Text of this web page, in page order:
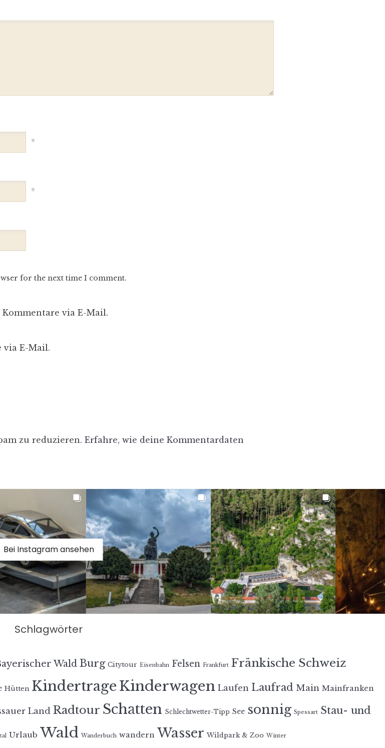
*
*
for the next time I comment.
via E-Mail.
via E-Mail.
zu reduzieren. Erfahre, wie deine Kommentardaten
Bei Instagram ansehen
Schlagwörter
Wald Burg Citytour Eisenbahn Felsen Frankfurt Fränkische Schweiz
Hütten Kindertrage Kinderwagen Laufen Laufrad Main Mainfranken
Land Radtour Schatten Schlechtwetter-Tipp See sonnig Spessart Stau- und
Urlaub Wald Wanderbuch wandern Wasser Wildpark & Zoo Winter